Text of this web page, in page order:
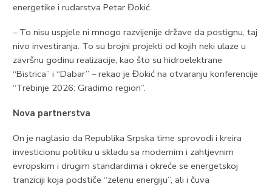
energetike i rudarstva Petar Đokić.
– To nisu uspjele ni mnogo razvijenije države da postignu, taj
nivo investiranja. To su brojni projekti od kojih neki ulaze u
završnu godinu realizacije, kao što su hidroelektrane
“Bistrica” i “Dabar” – rekao je Đokić na otvaranju konferencije
“Trebinje 2026: Gradimo region”.
Nova partnerstva
On je naglasio da Republika Srpska time sprovodi i kreira
investicionu politiku u skladu sa modernim i zahtjevnim
evropskim i drugim standardima i okreće se energetskoj
tranziciji koja podstiče “zelenu energiju”, ali i čuva